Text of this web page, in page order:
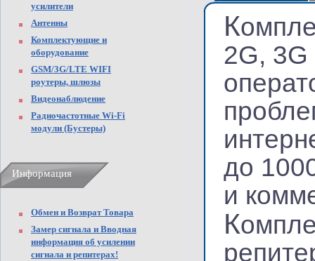
усилители
Антенны
Комплектующие и
оборудование
GSM/3G/LTE WIFI
роутеры, шлюзы
Видеонаблюдение
Радиочастотные Wi-Fi
модули (Бустеры)
Информация
Обмен и Возврат Товара
Замер сигнала и Вводная
информация об усилении
сигнала и репитерах!
К
2G, 3G
до
и
К